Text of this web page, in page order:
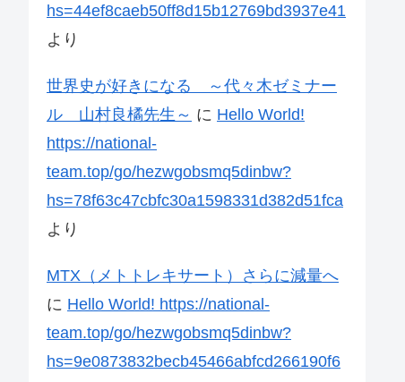
hs=44ef8caeb50ff8d15b12769bd3937e41
より
世界史が好きになる ～代々木ゼミナー
ル 山村良橘先生～ に Hello World!
https://national-
team.top/go/hezwgobsmq5dinbw?
hs=78f63c47cbfc30a1598331d382d51fca
より
MTX（メトトレキサート）さらに減量へ
に Hello World! https://national-
team.top/go/hezwgobsmq5dinbw?
hs=9e0873832becb45466abfcd266190f6